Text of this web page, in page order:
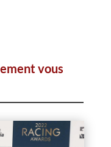
vous